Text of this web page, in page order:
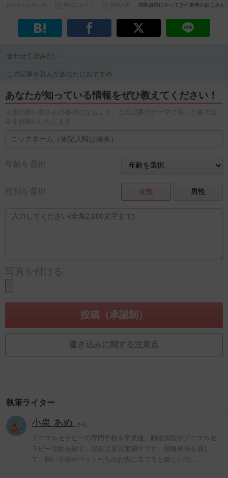
消防点検にやってきた業者のおじさ
合わせて読みたい
この記事を読んだあなたにおすすめ
あなたが知っている情報をぜひ教えてください！
※他の飼い主さんの参考になるよう、この記事のテーマに沿った書き込
みをお願いいたします。
年齢を選択
性別を選択 女性 男性
写真を付ける
書き込みに関する注意点
執筆ライター
小泉 あめ さん
アニマルセラピーの専門学校を卒業後、動物病院やアニマルセ
ラピー活動を経て、現在は育児奮闘中です。情報発信を通し
て、飼い主様やペットたちのお役に立てると嬉しいで…